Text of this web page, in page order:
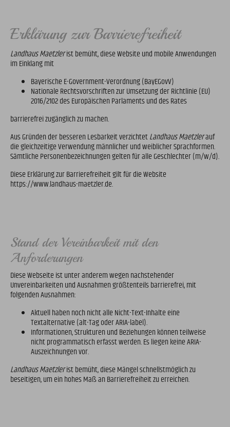
Erklärung zur Barrierefreiheit
Landhaus Maetzlerist bemüht, diese Website und mobile Anwendungen
im Einklang mit
Bayerische E-Government-Verordnung (BayEGovV)
Nationale Rechtsvorschriften zur Umsetzung der Richtlinie (EU)
2016/2102 des Europäischen Parlaments und des Rates
barrierefrei zugänglich zu machen.
Aus Gründen der besseren Lesbarkeit verzichtetLandhaus Maetzlerauf
die gleichzeitige Verwendung männlicher und weiblicher Sprachformen.
Sämtliche Personenbezeichnungen gelten für alle Geschlechter (m/w/d).
Diese Erklärung zur Barrierefreiheit gilt für die Website
https://www.landhaus-maetzler.de.
Stand der Vereinbarkeit mit den
Anforderungen
Diese Webseite ist unter anderem wegen nachstehender
Unvereinbarkeiten und Ausnahmen größtenteils barrierefrei, mit
folgenden Ausnahmen:
Aktuell haben noch nicht alle Nicht-Text-Inhalte eine
Textalternative (alt-Tag oder ARIA-label).
Informationen, Strukturen und Beziehungen können teilweise
nicht programmatisch erfasst werden. Es liegen keine ARIA-
Auszeichnungen vor.
Landhaus Maetzlerist bemüht, diese Mängel schnellstmöglich zu
beseitigen, um ein hohes Maß an Barrierefreiheit zu erreichen.